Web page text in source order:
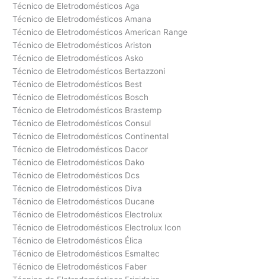
Técnico de Eletrodomésticos Aga
Técnico de Eletrodomésticos Amana
Técnico de Eletrodomésticos American Range
Técnico de Eletrodomésticos Ariston
Técnico de Eletrodomésticos Asko
Técnico de Eletrodomésticos Bertazzoni
Técnico de Eletrodomésticos Best
Técnico de Eletrodomésticos Bosch
Técnico de Eletrodomésticos Brastemp
Técnico de Eletrodomésticos Consul
Técnico de Eletrodomésticos Continental
Técnico de Eletrodomésticos Dacor
Técnico de Eletrodomésticos Dako
Técnico de Eletrodomésticos Dcs
Técnico de Eletrodomésticos Diva
Técnico de Eletrodomésticos Ducane
Técnico de Eletrodomésticos Electrolux
Técnico de Eletrodomésticos Electrolux Icon
Técnico de Eletrodomésticos Élica
Técnico de Eletrodomésticos Esmaltec
Técnico de Eletrodomésticos Faber